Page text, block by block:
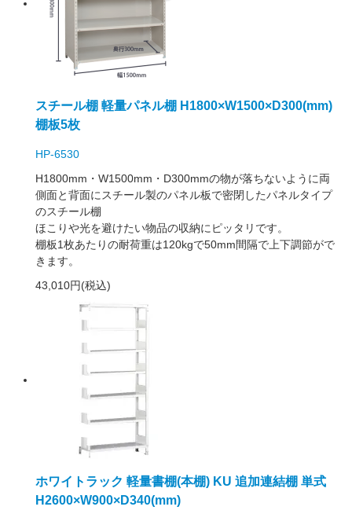
スチール棚 軽量パネル棚 H1800×W1500×D300(mm)
棚板5枚
HP-6530
H1800mm・W1500mm・D300mmの物が落ちないように両
側面と背面にスチール製のパネル板で密閉したパネルタイプ
のスチール棚
ほこりや光を避けたい物品の収納にピッタリです。
棚板1枚あたりの耐荷重は120kgで50mm間隔で上下調節がで
きます。
43,010円(税込)
ホワイトラック 軽量書棚(本棚) KU 追加連結棚 単式
H2600×W900×D340(mm)